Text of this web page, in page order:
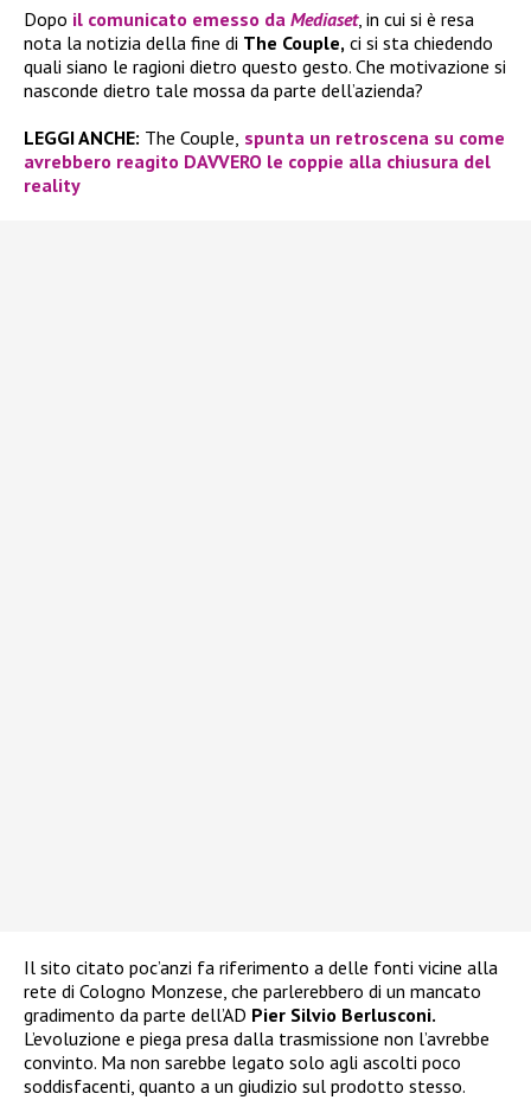
Dopo il comunicato emesso da Mediaset, in cui si è resa
nota la notizia della fine di The Couple, ci si sta chiedendo
quali siano le ragioni dietro questo gesto. Che motivazione si
nasconde dietro tale mossa da parte dell’azienda?
LEGGI ANCHE: The Couple, spunta un retroscena su come
avrebbero reagito DAVVERO le coppie alla chiusura del
reality
Il sito citato poc’anzi fa riferimento a delle fonti vicine alla
rete di Cologno Monzese, che parlerebbero di un mancato
gradimento da parte dell’AD Pier Silvio Berlusconi.
L’evoluzione e piega presa dalla trasmissione non l’avrebbe
convinto. Ma non sarebbe legato solo agli ascolti poco
soddisfacenti, quanto a un giudizio sul prodotto stesso.